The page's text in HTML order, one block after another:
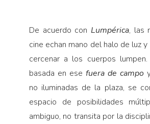
De acuerdo con Lumpérica, las
cine echan mano del halo de luz
cercenar a los cuerpos lumpen.
basada en ese fuera de campo
no iluminadas de la plaza, se
espacio de posibilidades
ambiguo, no transita por la